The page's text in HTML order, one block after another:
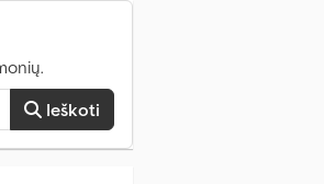
Ieškoti